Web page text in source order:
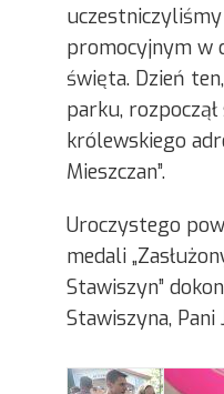
promocyjnym w
święta. Dzień
parku,
królewskiego
Mieszczan”.
Uroczystego
medali
Stawiszyn”
Stawiszyna,